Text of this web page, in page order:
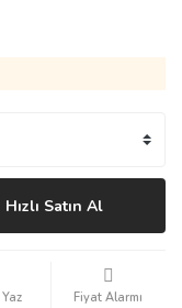
Hızlı Satın Al
Fiyat Alarmı